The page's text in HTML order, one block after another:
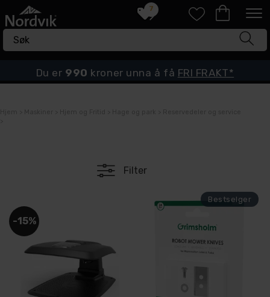
7
Du er 990 kroner unna å få FRI FRAKT*
Filter
15%